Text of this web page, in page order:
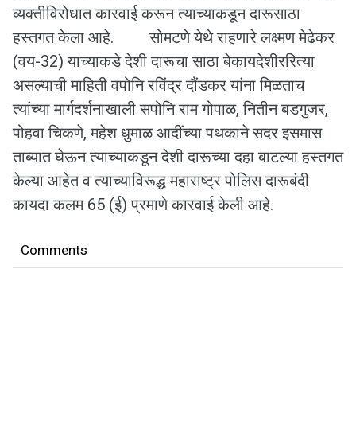
व्यक्तीविरोधात कारवाई करून त्याच्याकडून दारूसाठा
हस्तगत केला आहे. सोमटणे येथे राहणारे लक्ष्मण मेढेकर
(वय-32) याच्याकडे देशी दारूचा साठा बेकायदेशीररित्या
असल्याची माहिती वपोनि रविंद्र दौंडकर यांना मिळताच
त्यांच्या मार्गदर्शनाखाली सपोनि राम गोपाळ, नितीन बडगुजर,
पोहवा चिकणे, महेश धुमाळ आदींच्या पथकाने सदर इसमास
ताब्यात घेऊन त्याच्याकडून देशी दारूच्या दहा बाटल्या हस्तगत
केल्या आहेत व त्याच्याविरूद्ध महाराष्ट्र पोलिस दारूबंदी
कायदा कलम 65 (ई) प्रमाणे कारवाई केली आहे.
Comments